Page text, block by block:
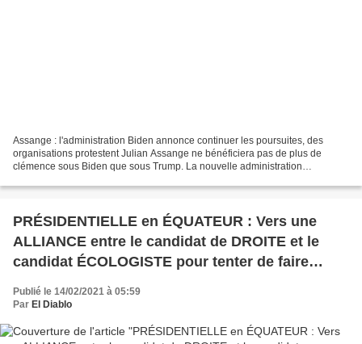
Assange : l'administration Biden annonce continuer les poursuites, des
organisations protestent Julian Assange ne bénéficiera pas de plus de
clémence sous Biden que sous Trump. La nouvelle administration
PRÉSIDENTIELLE en ÉQUATEUR : Vers une
ALLIANCE entre le candidat de DROITE et le
candidat ÉCOLOGISTE pour tenter de faire
par l’ancien président Rafael Correa et arrivé
largement en tête au 1er tour ?
Publié le 14/02/2021 à 05:59
Par El Diablo